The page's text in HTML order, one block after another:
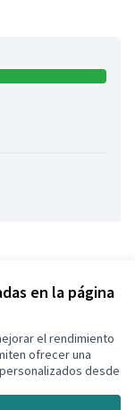
en la página
el rendimiento
ofrecer una
desde